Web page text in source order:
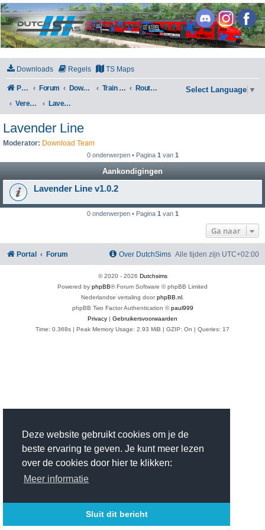
Deze website gebruikt cookies om je de
beste ervaring te geven. Je kunt meer lezen
over de cookies door hier te klikken:
Meer informatie
Sluit dit bericht
DutchSims
Downloads Regels TS Maps
Portal Forum Downloads Train Simulator Classic
Routes en Scenarios
Verenigd Koninkrijk
Lavender Line
Select Language ▼
Lavender Line
Moderator: Download Team
0 onderwerpen • Pagina 1 van 1
Aankondigingen
Lavender Line v1.0.2
0 onderwerpen • Pagina 1 van 1
Ga naar
Portal Forum Alle tijden zijn UTC+02:00
Over DutchSims
© 2020 - 2026 Dutchsims
Powered by phpBB® Forum Software © phpBB Limited
Nederlandse vertaling doorphpBB.nl
phpBB Two Factor Authentication ©paul999
Privacy | Gebruikersvoorwaarden
Time: 0.368s | Peak Memory Usage: 2.93 MiB | GZIP: On | Queries: 17